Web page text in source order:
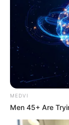
ER Doctor: "I
Found On CVS
FRIDAY PLANS
Groom Splits
BUZZDAY
MEDVI
Men 45+ Are